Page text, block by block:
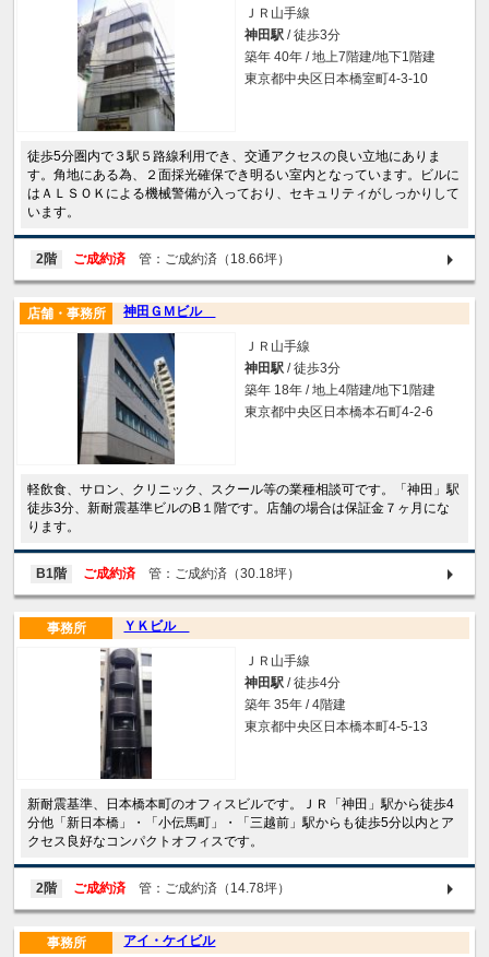
ＪＲ山手線
神田駅 / 徒歩3分
築年 40年 / 地上7階建/地下1階建
東京都中央区日本橋室町4-3-10
徒歩5分圏内で３駅５路線利用でき、交通アクセスの良い立地にありま
す。角地にある為、２面採光確保でき明るい室内となっています。ビルに
はＡＬＳＯＫによる機械警備が入っており、セキュリティがしっかりして
います。
2階 ご成約済 管：ご成約済（18.66坪）
神田ＧＭビル
店舗・事務所
ＪＲ山手線
神田駅 / 徒歩3分
築年 18年 / 地上4階建/地下1階建
東京都中央区日本橋本石町4-2-6
軽飲食、サロン、クリニック、スクール等の業種相談可です。「神田」駅
徒歩3分、新耐震基準ビルのB１階です。店舗の場合は保証金７ヶ月にな
ります。
B1階 ご成約済 管：ご成約済（30.18坪）
ＹＫビル
事務所
ＪＲ山手線
神田駅 / 徒歩4分
築年 35年 / 4階建
東京都中央区日本橋本町4-5-13
新耐震基準、日本橋本町のオフィスビルです。ＪＲ「神田」駅から徒歩4
分他「新日本橋」・「小伝馬町」・「三越前」駅からも徒歩5分以内とア
クセス良好なコンパクトオフィスです。
2階 ご成約済 管：ご成約済（14.78坪）
アイ・ケイビル
事務所